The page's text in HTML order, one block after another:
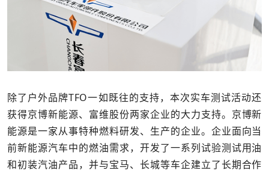
除了户外品牌TFO一如既往的支持，本次实车测试活动还
获得京博新能源、富维股份两家企业的大力支持。京博新
能源是一家从事特种燃料研发、生产的企业。企业面向当
前新能源汽车中的燃油需求，开发了一系列试验测试用油
和初装汽油产品，并与宝马、长城等车企建立了长期合作